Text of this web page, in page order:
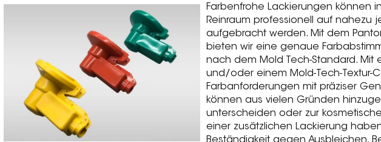
Farbenfrohe Lackierungen können
Reinraum professionell auf nahezu
aufgebracht werden. Mit dem
bieten wir eine genaue
nach dem Mold Tech-Standard. Mit
und/oder einem Mold-Tech-Textur-
Farbanforderungen mit präziser
können aus vielen Gründen
unterscheiden oder zur
einer zusätzlichen Lackierung
Beständigkeit gegen Ausbleichen,